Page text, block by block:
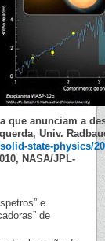
que anunciam a
Univ.
state-physics/
NASA/JPL-
e
de